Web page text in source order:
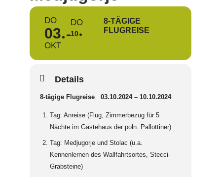
DO
03
OKT
DO
10
8-TÄGIGE
FLUGREISE
Details
8-tägige Flugreise 03.10.2024 – 10.10.2024
Tag: Anreise (Flug, Zimmerbezug für 5
Nächte im Gästehaus der poln. Pallottiner)
Tag: Medjugorje und Stolac (u.a.
Kennenlernen des Wallfahrtsortes, Stecci-
Grabsteine)